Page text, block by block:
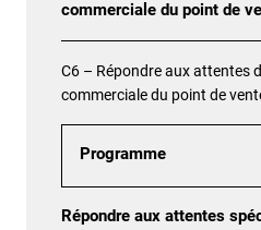
commerciale du point de
C6 – Répondre aux attentes
commerciale du point de
Programme
Répondre aux attentes